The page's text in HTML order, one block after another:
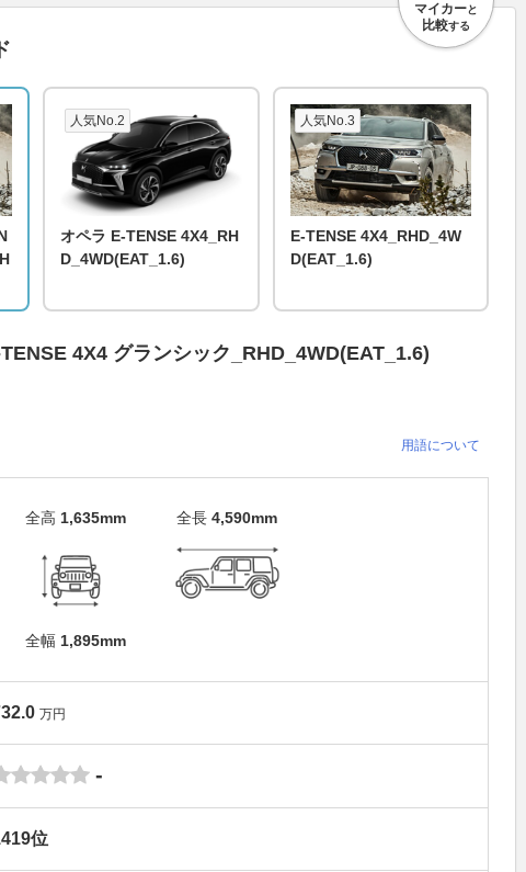
マイカーと
比較する
人気No.2
オペラ E-TENSE 4X4_RH
D_4WD(EAT_1.6)
人気No.3
E-TENSE 4X4_RHD_4W
D(EAT_1.6)
4X4 グランシック_RHD_4WD(EAT_1.6)
用語について
全高 1,635mm
全幅 1,895mm
全長 4,590mm
万円
-
位